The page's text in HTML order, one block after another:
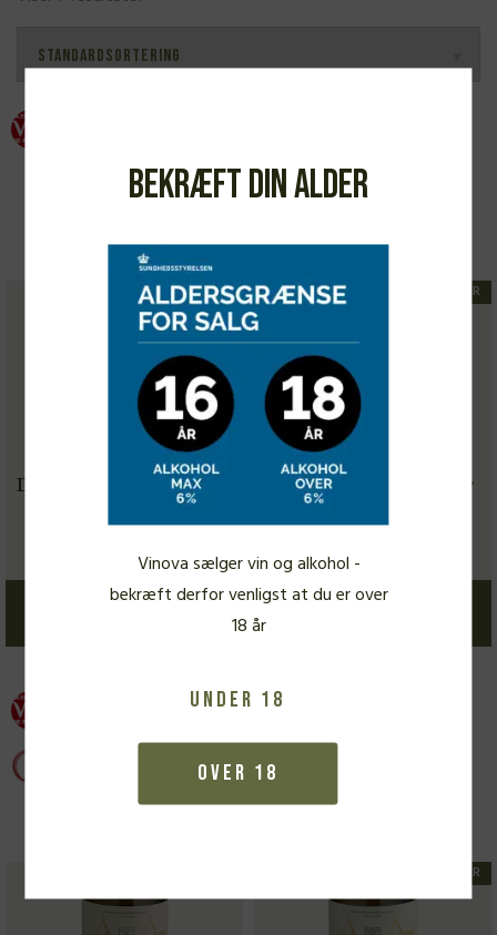
Domaine Gérard
Duplessis, Chablis 2023
IKKE PÅ LAGER
Domaine Gérard
Duplessis, Chablis 1er
Cru Vaillons 2020
IKKE PÅ LAGER
Bekræft din alder
Vinova sælger vin og alkohol -
bekræft derfor venligst at du er over
18 år
Under 18
Over 18